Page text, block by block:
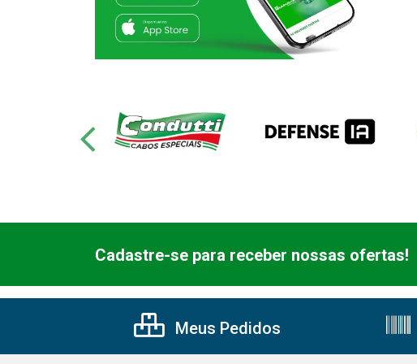
Cadastre-se para receber nossas ofertas!
Meus Pedidos